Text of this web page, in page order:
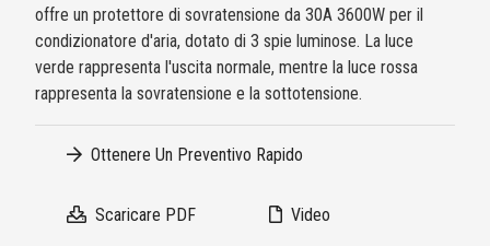
offre un protettore di sovratensione da 30A 3600W per il
condizionatore d'aria, dotato di 3 spie luminose. La luce
verde rappresenta l'uscita normale, mentre la luce rossa
rappresenta la sovratensione e la sottotensione.
Ottenere Un Preventivo Rapido
Scaricare PDF Video